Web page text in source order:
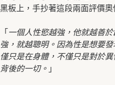
黑板上，手抄著這段兩面評價奧
「 一個人性慾越強，他就越善
強，就越聰明。因為性是想要
僅只是在身體，不僅只是對於
背後的一切。 」